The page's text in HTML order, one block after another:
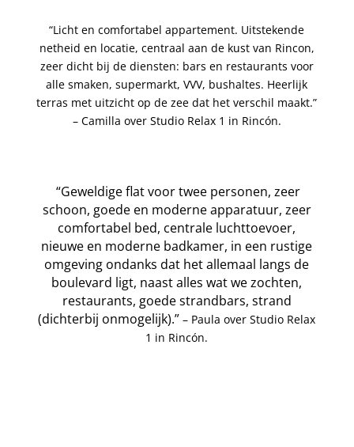
“Licht en comfortabel appartement. Uitstekende
netheid en locatie, centraal aan de kust van Rincon,
zeer dicht bij de diensten: bars en restaurants voor
alle smaken, supermarkt, VVV, bushaltes. Heerlijk
terras met uitzicht op de zee dat het verschil maakt.”
– Camilla over Studio Relax 1 in Rincón.
“Geweldige flat voor twee personen, zeer
schoon, goede en moderne apparatuur, zeer
comfortabel bed, centrale luchttoevoer,
nieuwe en moderne badkamer, in een rustige
omgeving ondanks dat het allemaal langs de
boulevard ligt, naast alles wat we zochten,
restaurants, goede strandbars, strand
(dichterbij onmogelijk).” – Paula over Studio Relax
1 in Rincón.